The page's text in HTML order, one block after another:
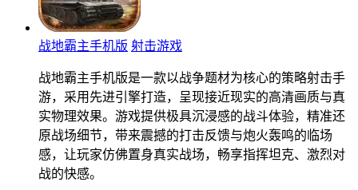
战地霸主手机版 射击游戏
战地霸主手机版是一款以战争题材为核心的策略射击手
游，采用先进引擎打造，呈现接近现实的高清画质与真
实物理效果。游戏提供极具沉浸感的战斗体验，精准还
原战场细节，带来震撼的打击反馈与炮火轰鸣的临场
感，让玩家仿佛置身真实战场，畅享指挥坦克、激烈对
战的快感。